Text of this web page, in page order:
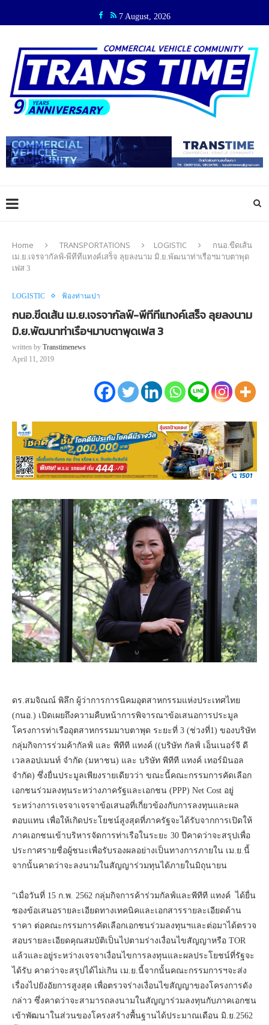
7 August, 2026
Home TRANSPORTATIONS LOGISTIC
กนอ.ขีดเส้น
เม.ย.เจรจากัลฟ์-พีทีทีแทงค์เสร็จ ลุยลงนาม มิ.ย.พัฒนาท่าเรือฯมาบตาพุด
เฟส 3
LOGISTIC ฟ้องท่านเปา
กนอ.ขีดเส้น เม.ย.เจรจากัลฟ์-พีทีทีแทงค์เสร็จ ลุยลงนาม
มิ.ย.พัฒนาท่าเรือฯมาบตาพุดเฟส 3
written by Transtimenews
April 11, 2019
ดร.สมจิณณ์ พิลึก ผู้ว่าการการนิคมอุตสาหกรรมแห่งประเทศไทย
(กนอ.) เปิดเผยถึงความคืบหน้าการพิจารณาข้อเสนอการประมูล
โครงการท่าเรืออุตสาหกรรมมาบตาพุด ระยะที่ 3 (ช่วงที่1) ของบริษัท
กลุ่มกิจการร่วมค้ากัลฟ์ และ พีทีที แทงค์ ((บริษัท กัลฟ์ เอ็นเนอร์จี ดี
เวลลอปเมนท์ จำกัด (มหาชน) และ บริษัท พีทีที แทงค์ เทอร์มินอล
จำกัด) ซึ่งยื่นประมูลเพียงรายเดียวว่า ขณะนี้คณะกรรมการคัดเลือก
เอกชนร่วมลงทุนระหว่างภาครัฐและเอกชน (PPP) Net Cost อยู่
ระหว่างการเจรจาเจรจาข้อเสนอที่เกี่ยวข้องกับการลงทุนและผล
ตอบแทน เพื่อให้เกิดประโยชน์สูงสุดที่ภาครัฐจะได้รับจากการเปิดให้
ภาคเอกชนเข้าบริหารจัดการท่าเรือในระยะ 30 ปีคาดว่าจะสรุปเพื่อ
ประกาศรายชื่อผู้ชนะเพื่อรับรองผลอย่างเป็นทางการภายใน เม.ย.นี้
จากนั้นคาดว่าจะลงนามในสัญญาร่วมทุนได้ภายในมิถุนายน
“เมื่อวันที่ 15 ก.พ. 2562 กลุ่มกิจการค้าร่วมกัลฟ์และพีทีที แทงค์ ได้ยื่น
ซองข้อเสนอรายละเอียดทางเทคนิคและเอกสารรายละเอียดด้าน
ราคา ต่อคณะกรรมการคัดเลือกเอกชนร่วมลงทุนฯและต่อมาได้ตรวจ
สอบรายละเอียดคุณสมบัติเป็นไปตามร่างเงื่อนไขสัญญาหรือ TOR
แล้วและอยู่ระหว่างเจรจาเงื่อนไขการลงทุนและผลประโยชน์ที่รัฐจะ
ได้รับ คาดว่าจะสรุปได้ไม่เกิน เม.ย.นี้จากนั้นคณะกรรมการฯจะส่ง
เรื่องไปยังอัยการสูงสุด เพื่อตรวจร่างเงื่อนไขสัญญาของโครงการดัง
กล่าว ซึ่งคาดว่าจะสามารถลงนามในสัญญาร่วมลงทุนกับภาคเอกชน
เข้าพัฒนาในส่วนของโครงสร้างพื้นฐานได้ประมาณเดือน มิ.ย.2562